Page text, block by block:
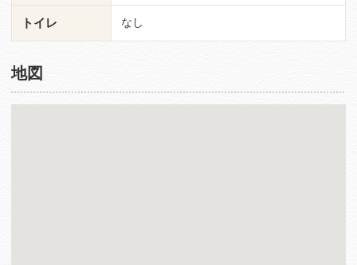
トイレ なし
地図